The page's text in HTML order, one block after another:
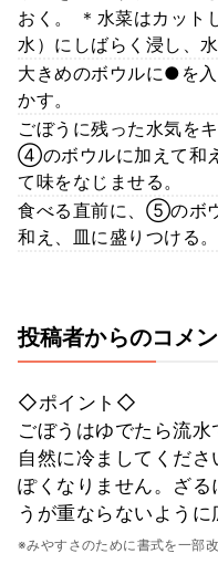
おく。 ＊水菜はカット
水）にしばらく浸し、
大きめのボウルに●を
かす。
ごぼうに残った水気を
④のボウルに加えて和
て味をなじませる。
食べる直前に、⑤のボ
和え、皿に盛りつける。
投稿者からのコメ
◇ポイント◇
ごぼうはゆでたら流
自然に冷ましてくだ
ぽくなりません。ざ
うが重ならないように
※みやすさのために書式を一部改